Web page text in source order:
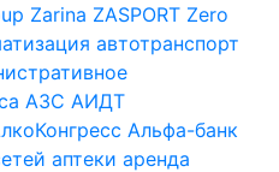
Zarina ZASPORT Zero
автотранспорт
АЗС АИДТ
Альфа-банк
аптеки аренда